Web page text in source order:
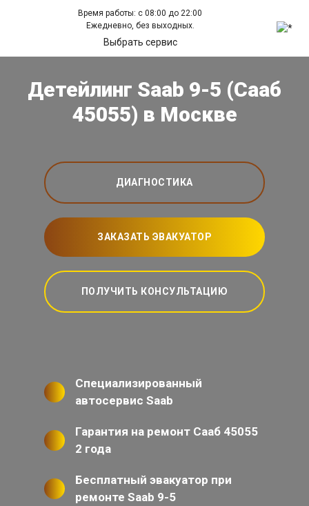
Время работы: с 08:00 до 22:00
Ежедневно, без выходных.
Выбрать сервис
Детейлинг Saab 9-5 (Сааб
45055) в Москве
ДИАГНОСТИКА
ЗАКАЗАТЬ ЭВАКУАТОР
ПОЛУЧИТЬ КОНСУЛЬТАЦИЮ
Специализированный
автосервис Saab
Гарантия на ремонт Сааб 45055
2 года
Бесплатный эвакуатор при
ремонте Saab 9-5